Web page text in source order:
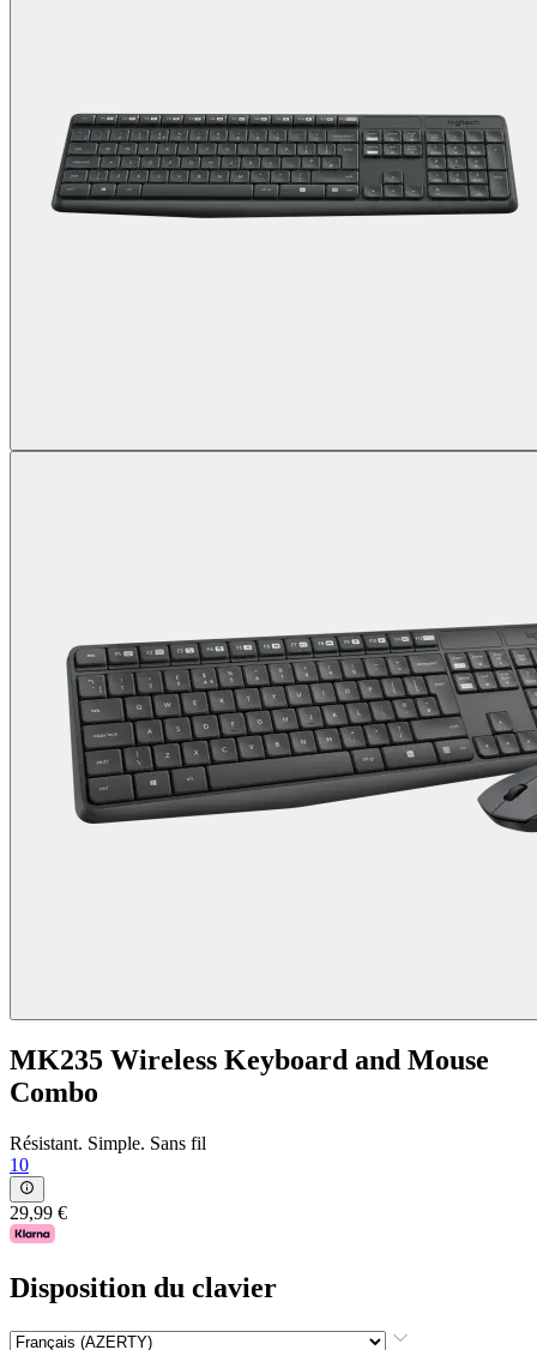
MK235 Wireless Keyboard and Mouse
Combo
Résistant. Simple. Sans fil
10
29,99 €
Disposition du clavier